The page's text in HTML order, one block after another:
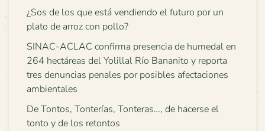
¿Sos de los que está vendiendo el futuro por un
plato de arroz con pollo?
SINAC-ACLAC confirma presencia de humedal en
264 hectáreas del Yolillal Río Bananito y reporta
tres denuncias penales por posibles afectaciones
ambientales
De Tontos, Tonterías, Tonteras…, de hacerse el
tonto y de los retontos